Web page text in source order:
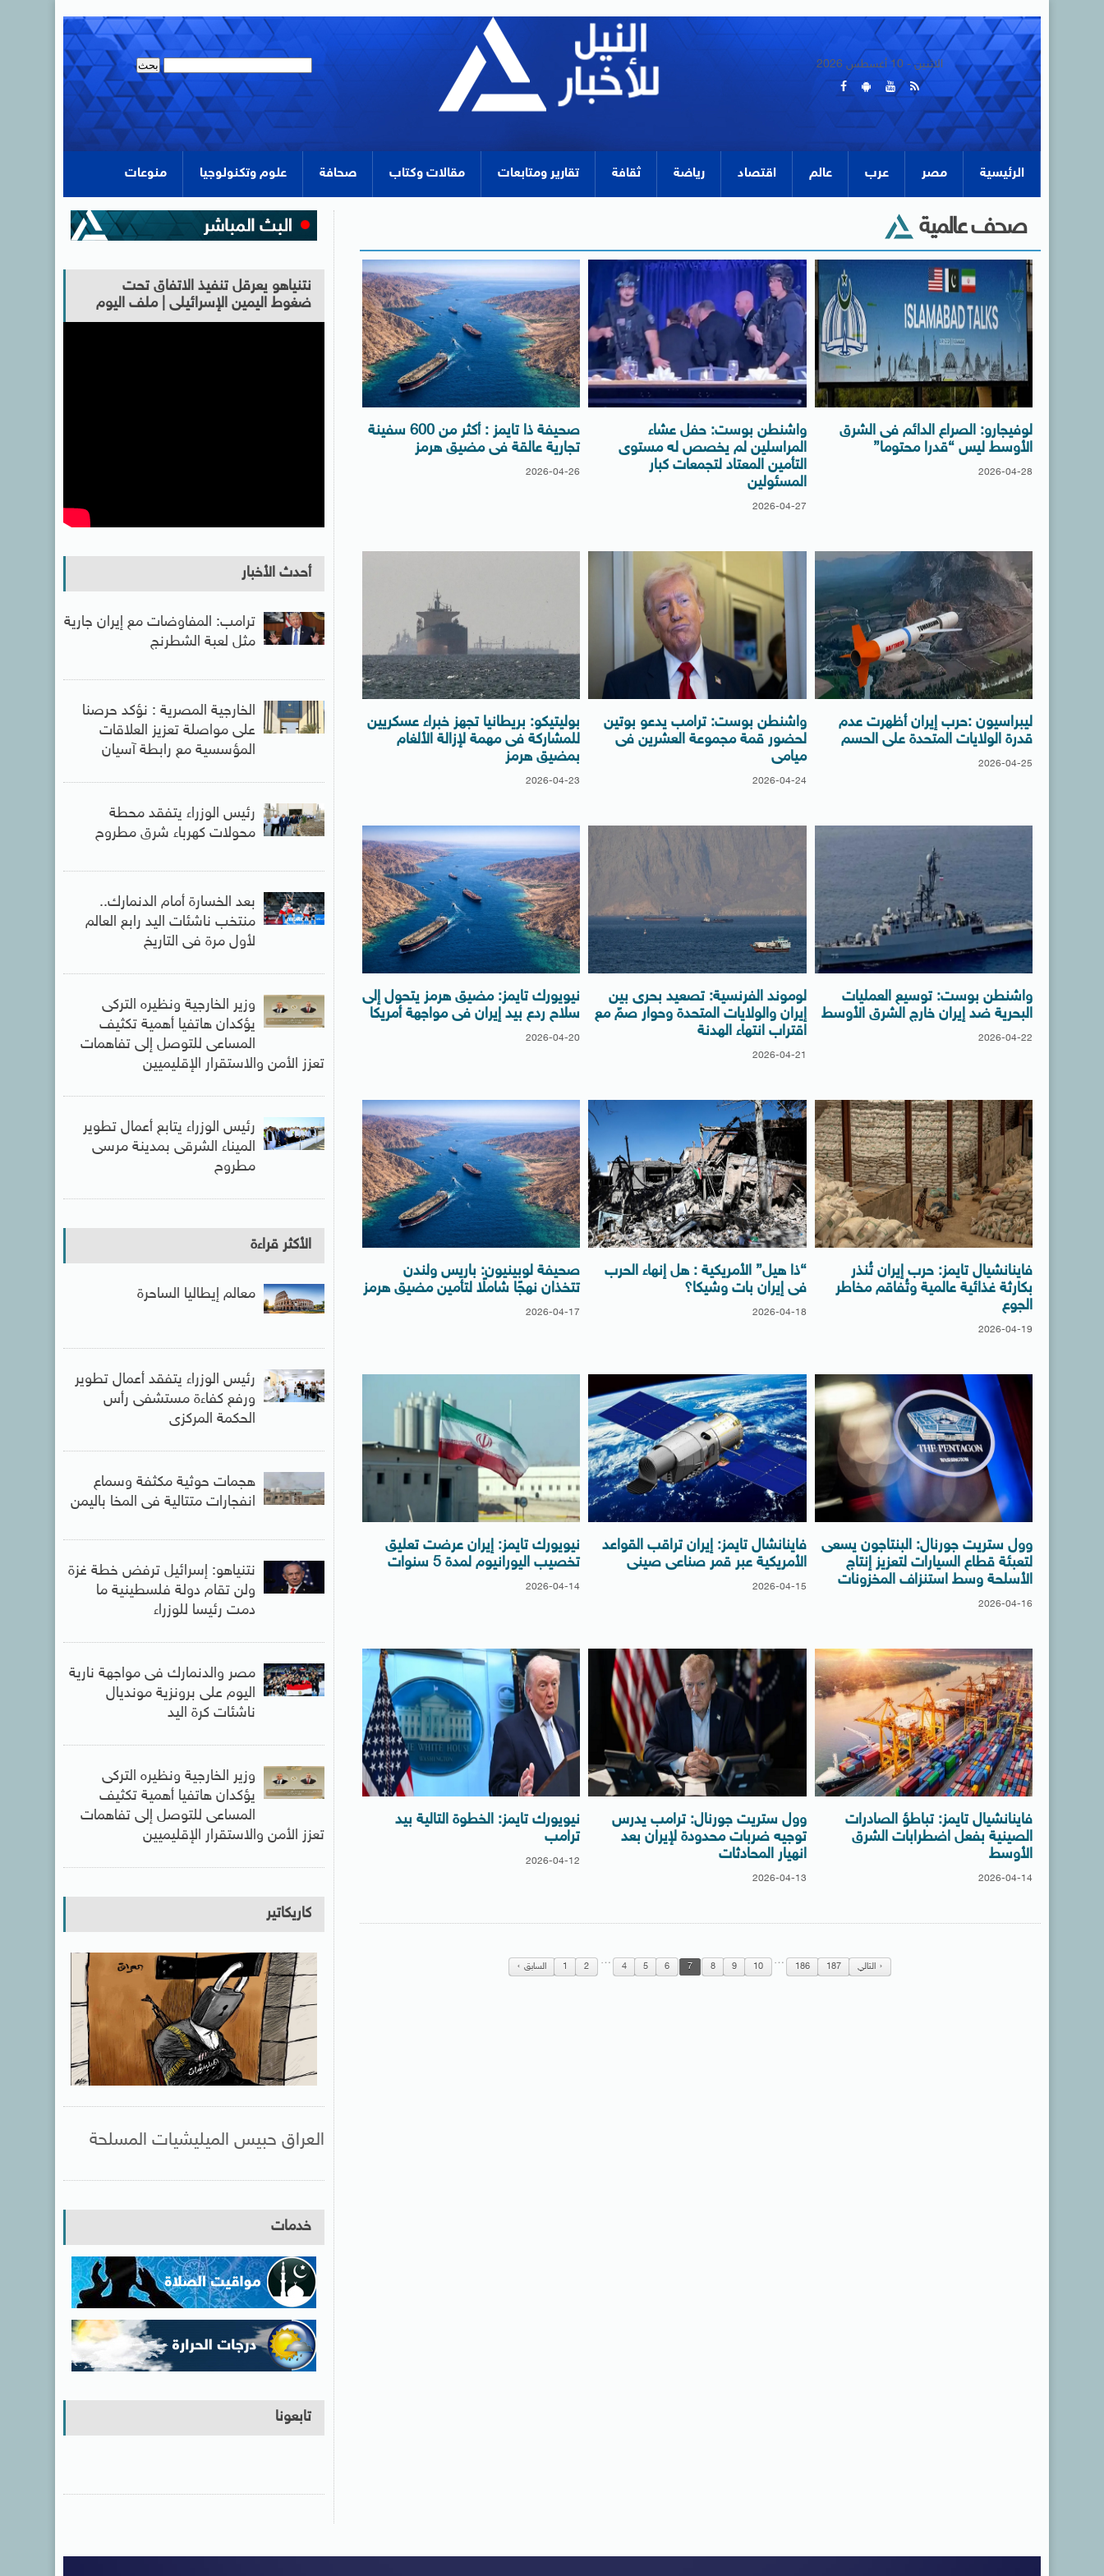
الاثنين - 10 أغسطس 2026
الرئيسية مصر عرب عالم اقتصاد رياضة ثقافة تقارير ومتابعات مقالات وكتاب صحافة علوم وتكنولوجيا منوعات
صحف عالمية
لوفيجارو: الصراع الدائم فى الشرق
الأوسط ليس “قدرا محتوما”
2026-04-28
واشنطن بوست: حفل عشاء
المراسلين لم يخصص له مستوى
التأمين المعتاد لتجمعات كبار
المسئولين
2026-04-27
صحيفة ذا تايمز : أكثر من 600 سفينة
تجارية عالقة فى مضيق هرمز
2026-04-26
ليبراسيون :حرب إيران أظهرت عدم
قدرة الولايات المتحدة على الحسم
2026-04-25
واشنطن بوست: ترامب يدعو بوتين
لحضور قمة مجموعة العشرين فى
ميامى
2026-04-24
بوليتيكو: بريطانيا تجهز خبراء عسكريين
للمشاركة فى مهمة لإزالة الألغام
بمضيق هرمز
2026-04-23
واشنطن بوست: توسيع العمليات
البحرية ضد إيران خارج الشرق الأوسط
2026-04-22
لوموند الفرنسية: تصعيد بحرى بين
إيران والولايات المتحدة وحوار صمّ مع
اقتراب انتهاء الهدنة
2026-04-21
نيويورك تايمز: مضيق هرمز يتحول إلى
سلاح ردع بيد إيران فى مواجهة أمريكا
2026-04-20
فاينانشيال تايمز: حرب إيران تُنذر
بكارثة غذائية عالمية وتُفاقم مخاطر
الجوع
2026-04-19
“ذا هيل” الأمريكية : هل إنهاء الحرب
فى إيران بات وشيكا؟
2026-04-18
صحيفة لوبينيون: باريس ولندن
تتخذان نهجًا شاملًا لتأمين مضيق هرمز
2026-04-17
وول ستريت جورنال: البنتاجون يسعى
لتعبئة قطاع السيارات لتعزيز إنتاج
الأسلحة وسط استنزاف المخزونات
2026-04-16
فاينانشال تايمز: إيران تراقب القواعد
الأمريكية عبر قمر صناعى صينى
2026-04-15
نيويورك تايمز: إيران عرضت تعليق
تخصيب اليورانيوم لمدة 5 سنوات
2026-04-14
فاينانشيال تايمز: تباطؤ الصادرات
الصينية بفعل اضطرابات الشرق
الأوسط
2026-04-14
وول ستريت جورنال: ترامب يدرس
توجيه ضربات محدودة لإيران بعد
انهيار المحادثات
2026-04-13
نيويورك تايمز: الخطوة التالية بيد
ترامب
2026-04-12
السابق 1 2 … 4 5 6 7 8 9 10 … 186 187 التالي
نتنياهو يعرقل تنفيذ الاتفاق تحت
ضغوط اليمين الإسرائيلى | ملف اليوم
أحدث الأخبار
ترامب: المفاوضات مع إيران جارية
مثل لعبة الشطرنج
الخارجية المصرية : نؤكد حرصنا
على مواصلة تعزيز العلاقات
المؤسسية مع رابطة آسيان
رئيس الوزراء يتفقد محطة
محولات كهرباء شرق مطروح
بعد الخسارة أمام الدنمارك..
منتخب ناشئات اليد رابع العالم
لأول مرة فى التاريخ
وزير الخارجية ونظيره التركى
يؤكدان هاتفيا أهمية تكثيف
المساعى للتوصل إلى تفاهمات
تعزز الأمن والاستقرار الإقليميين
رئيس الوزراء يتابع أعمال تطوير
الميناء الشرقى بمدينة مرسى
مطروح
الأكثر قراءة
معالم إيطاليا الساحرة
رئيس الوزراء يتفقد أعمال تطوير
ورفع كفاءة مستشفى رأس
الحكمة المركزى
هجمات حوثية مكثفة وسماع
انفجارات متتالية فى المخا باليمن
نتنياهو: إسرائيل ترفض خطة غزة
ولن تقام دولة فلسطينية ما
دمت رئيسا للوزراء
مصر والدنمارك فى مواجهة نارية
اليوم على برونزية مونديال
ناشئات كرة اليد
وزير الخارجية ونظيره التركى
يؤكدان هاتفيا أهمية تكثيف
المساعى للتوصل إلى تفاهمات
تعزز الأمن والاستقرار الإقليميين
كاريكاتير
العراق حبيس الميليشيات المسلحة
خدمات
تابعونا